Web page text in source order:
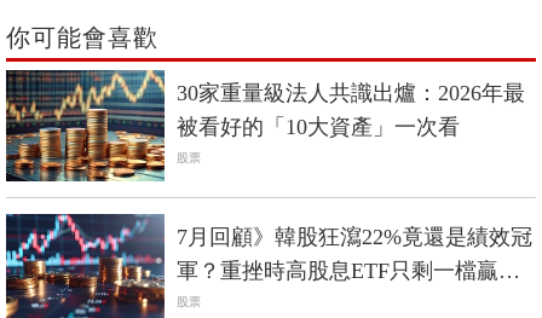
你可能會喜歡
30家重量級法人共識出爐：2026年最
被看好的「10大資產」一次看
股票
7月回顧》韓股狂瀉22%竟還是績效冠
軍？重挫時高股息ETF只剩一檔贏過
0050
股票